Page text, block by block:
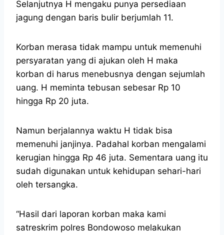
Selanjutnya H mengaku punya persediaan
jagung dengan baris bulir berjumlah 11.
Korban merasa tidak mampu untuk memenuhi
persyaratan yang di ajukan oleh H maka
korban di harus menebusnya dengan sejumlah
uang. H meminta tebusan sebesar Rp 10
hingga Rp 20 juta.
Namun berjalannya waktu H tidak bisa
memenuhi janjinya. Padahal korban mengalami
kerugian hingga Rp 46 juta. Sementara uang itu
sudah digunakan untuk kehidupan sehari-hari
oleh tersangka.
“Hasil dari laporan korban maka kami
satreskrim polres Bondowoso melakukan